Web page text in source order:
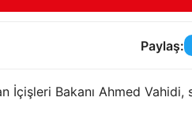
Paylaş:
İçişleri Bakanı Ahmed